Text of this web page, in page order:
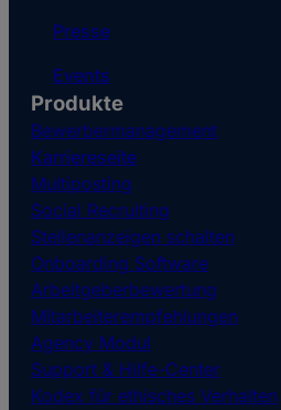
Presse
Events
Produkte
Bewerbermanagement
Karriereseite
Multiposting
Social Recruiting
Stellenanzeigen schalten
Onboarding Software
Arbeitgeberbewertung
Mitarbeiterempfehlungen
Agency Modul
Support & Hilfe-Center
Kodex für ethisches Verhalten